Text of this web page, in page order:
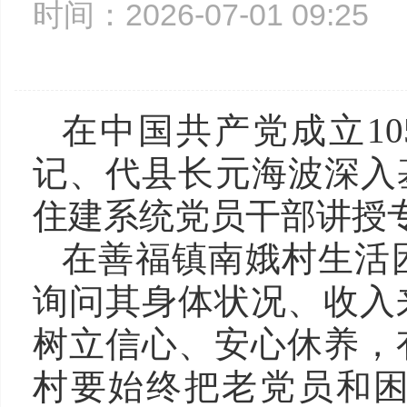
时间：2026-07-01
在中国共产党成立
记、代县长元海波深
住建系统党员干部讲授
在善福镇南娥村生活
询问其身体状况、收
树立信心、安心休养
村要始终把老党员和